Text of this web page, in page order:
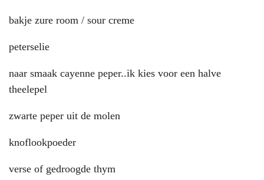
bakje zure room / sour creme
peterselie
naar smaak cayenne peper..ik kies voor een halve
theelepel
zwarte peper uit de molen
knoflookpoeder
verse of gedroogde thym